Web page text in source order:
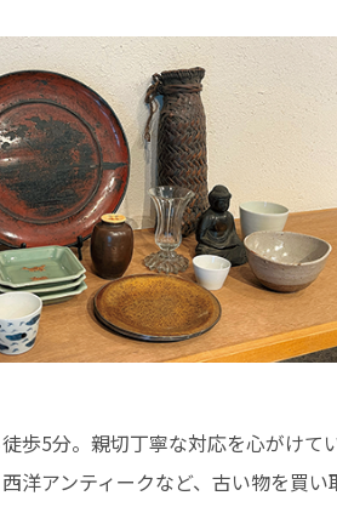
歩5分。親切丁寧な対応を心がけ
洋アンティークなど、古い物を買